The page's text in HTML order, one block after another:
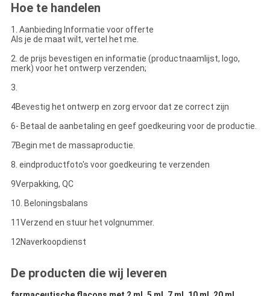
Hoe te handelen
1. Aanbieding Informatie voor offerte
Als je de maat wilt, vertel het me.
2. de prijs bevestigen en informatie (productnaamlijst, logo,
merk) voor het ontwerp verzenden;
3.
4Bevestig het ontwerp en zorg ervoor dat ze correct zijn
6- Betaal de aanbetaling en geef goedkeuring voor de productie.
7Begin met de massaproductie.
8. eindproductfoto's voor goedkeuring te verzenden
9Verpakking, QC
10. Beloningsbalans
11Verzend en stuur het volgnummer.
12Naverkoopdienst
De producten die wij leveren